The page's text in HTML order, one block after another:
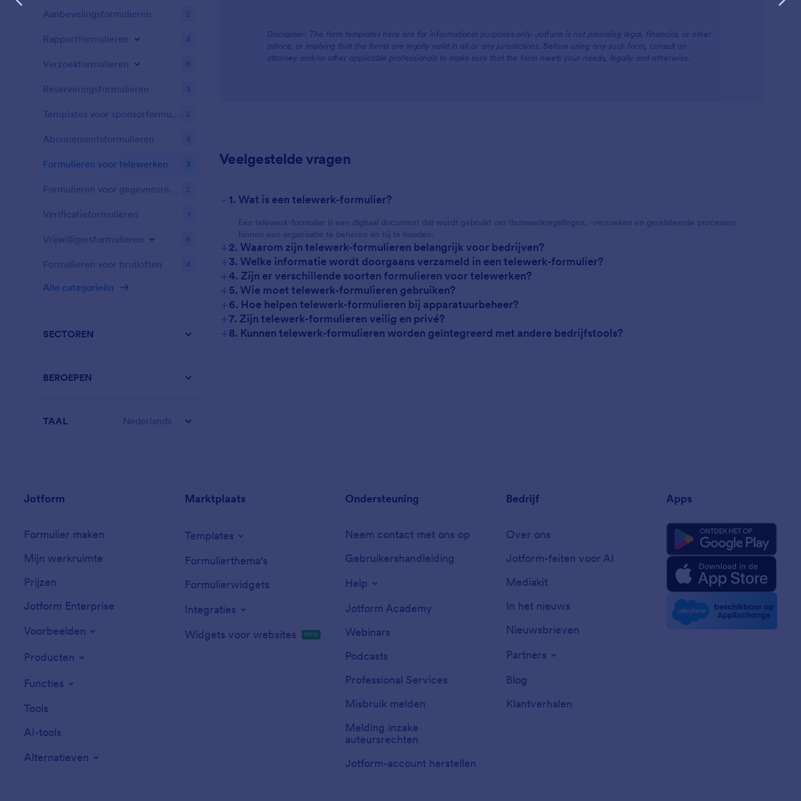
Disclaimer: The form templates here are for informational purposes only. Jotform is not providing legal, financial, or other
advice, or implying that the forms are legally valid in all or any jurisdictions. Before using any such form, consult an
attorney and/or other applicable professionals to make sure that the form meets your needs, legally and otherwise.
Veelgestelde vragen
- 1. Wat is een telewerk-formulier?
Een telewerk-formulier is een digitaal document dat wordt gebruikt om thuiswerkregelingen, -verzoeken en gerelateerde processen
binnen een organisatie te beheren en bij te houden.
+2. Waarom zijn telewerk-formulieren belangrijk voor bedrijven?
+3. Welke informatie wordt doorgaans verzameld in een telewerk-formulier?
+4. Zijn er verschillende soorten formulieren voor telewerken?
+5. Wie moet telewerk-formulieren gebruiken?
+6. Hoe helpen telewerk-formulieren bij apparatuurbeheer?
+7. Zijn telewerk-formulieren veilig en privé?
+8. Kunnen telewerk-formulieren worden geïntegreerd met andere bedrijfstools?
Aanbevelingsformulieren 2
Rapportformulieren 4
Verzoekformulieren 6
Reserveringsformulieren 3
Templates voor sponsorformulieren 2
Abonnementsformulieren 4
Formulieren voor telewerken 3
Formulieren voor gegevensregistratie 2
Verificatieformulieren 1
Vrijwilligersformulieren 6
Formulieren voor bruiloften 4
Alle categorieën
SECTOREN
BEROEPEN
TAAL Nederlands
Jotform
Formulier maken
Mijn werkruimte
Prijzen
Jotform Enterprise
Voorbeelden
Producten
Functies
Tools
AI-tools
Alternatieven
Marktplaats
Templates
Formulierthema's
Formulierwidgets
Integraties
Widgets voor websites
NEW
Ondersteuning
Neem contact met ons op
Gebruikershandleiding
Help
Jotform Academy
Webinars
Podcasts
Professional Services
Misbruik melden
Melding inzake
auteursrechten
Jotform-account herstellen
Bedrijf
Over ons
Jotform-feiten voor AI
Mediakit
In het nieuws
Nieuwsbrieven
Partners
Blog
Klantverhalen
Apps